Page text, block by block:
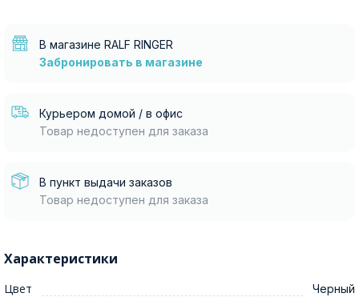
Да, все верно Изменить город
О компании
В магазине RALF RINGER
Забронировать в магазине
Курьером домой / в офис
Товар недоступен для заказа
В пункт выдачи заказов
Товар недоступен для заказа
Характеристики
Цвет Черный